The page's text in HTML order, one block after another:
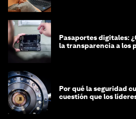
Pasaportes digitales:
la transparencia a los
Por qué la seguridad
cuestión que los